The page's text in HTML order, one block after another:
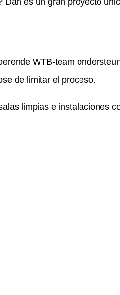
Dan es un gran proyecto
WTB-team
de limitar el proceso.
limpias e instalaciones